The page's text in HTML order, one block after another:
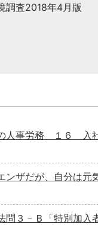
調査2018年4月版
人事労務 １６ 入
ンザだが、自分は元
問３－Ｂ「特別加入